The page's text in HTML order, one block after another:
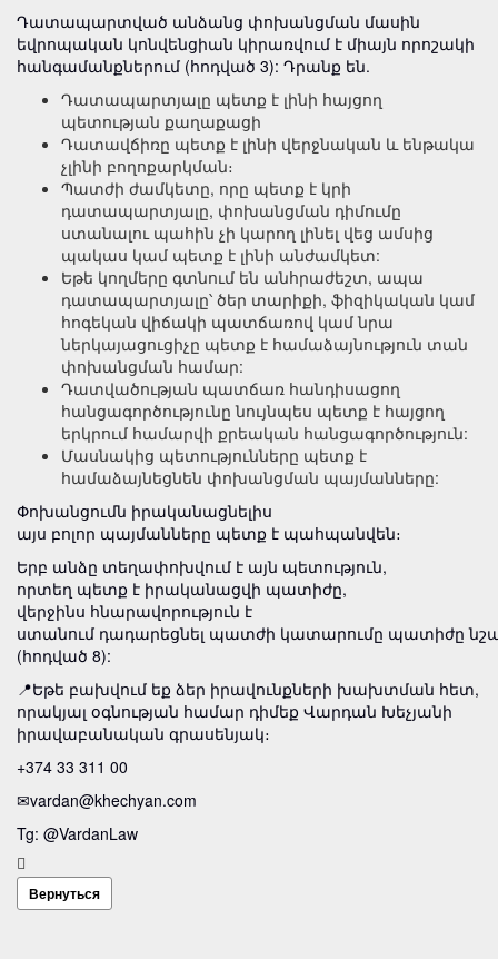
Դատապարտված անձանց փոխանցման մասին
եվրոպական կոնվենցիան կիրառվում է միայն որոշակի
հանգամանքներում (հոդված 3): Դրանք են.
Դատապարտյալը պետք է լինի հայցող
պետության քաղաքացի
Դատավճիռը պետք է լինի վերջնական և ենթակա
չլինի բողոքարկման։
Պատժի ժամկետը, որը պետք է կրի
դատապարտյալը, փոխանցման դիմումը
ստանալու պահին չի կարող լինել վեց ամսից
պակաս կամ պետք է լինի անժամկետ:
Եթե ​​կողմերը գտնում են անհրաժեշտ, ապա
դատապարտյալը՝ ծեր տարիքի, ֆիզիկական կամ
հոգեկան վիճակի պատճառով կամ նրա
ներկայացուցիչը պետք է համաձայնություն տան
փոխանցման համար:
Դատվածության պատճառ հանդիսացող
հանցագործությունը նույնպես պետք է հայցող
երկրում համարվի քրեական հանցագործություն:
Մասնակից պետությունները պետք է
համաձայնեցնեն փոխանցման պայմանները:
Փոխանցումն իրականացնելիս
այս բոլոր պայմանները պետք է պահպանվեն։
Երբ անձը տեղափոխվում է այն պետություն,
որտեղ պետք է իրականացվի պատիժը,
վերջինս հնարավորություն է
ստանում դադարեցնել պատժի կատարումը պատիժը
(հոդված 8):
📍Եթե բախվում եք ձեր իրավունքների խախտման հետ,
որակյալ օգնության համար դիմեք Վարդան Խեչյանի
իրավաբանական գրասենյակ։
+374 33 311 00
✉vardan@khechyan.com
Tg: @VardanLaw
Вернуться